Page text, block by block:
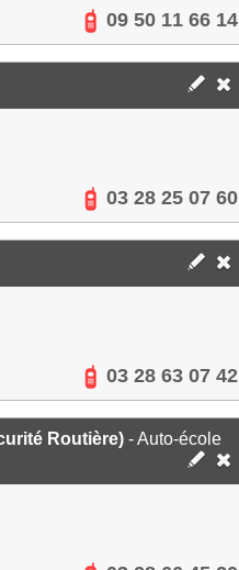
09 50 11 66 14
03 28 25 07 60
03 28 63 07 42
Routière) - Auto-école